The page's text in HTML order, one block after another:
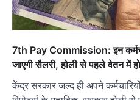
7th Pay Commission: इन
जाएगी सैलरी, होली से पहले वेतन में
केंद्र सरकार जल्द ही अपने